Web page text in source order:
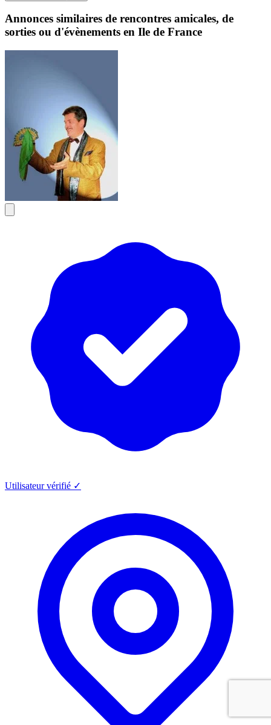
Annonces similaires de rencontres amicales, de
sorties ou d'évènements en Ile de France
Utilisateur vérifié ✓